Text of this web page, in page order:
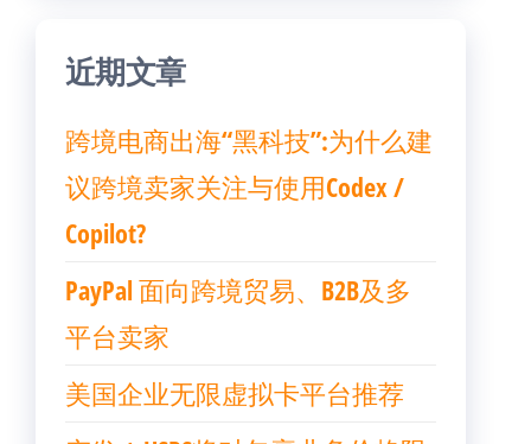
近期文章
跨境电商出海“黑科技”:为什么建
议跨境卖家关注与使用Codex /
Copilot?
PayPal 面向跨境贸易、B2B及多
平台卖家
美国企业无限虚拟卡平台推荐